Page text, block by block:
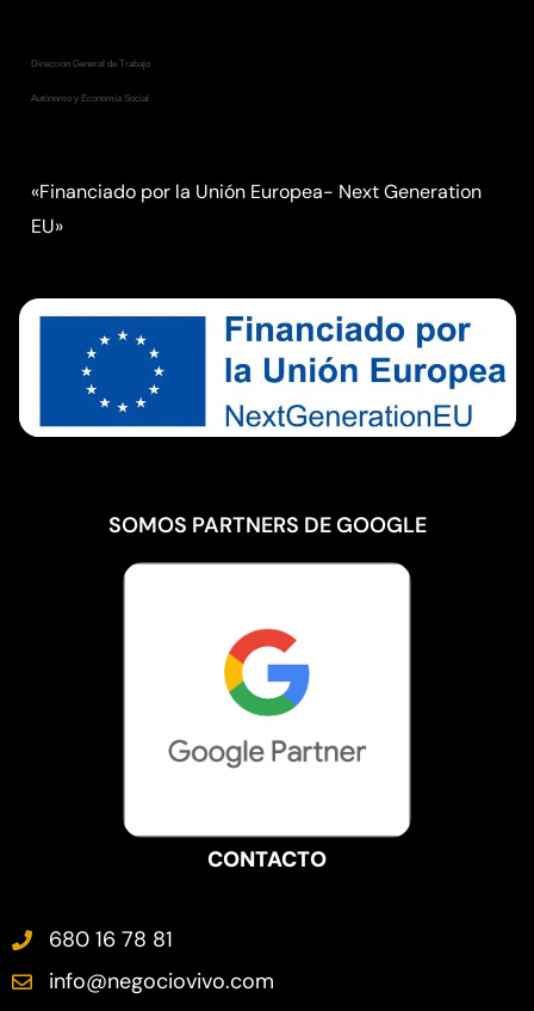
Dirección General de Trabajo
Autónomo y Economía Social
«Financiado por la Unión Europea- Next Generation
EU»
SOMOS PARTNERS DE GOOGLE
CONTACTO
680 16 78 81
info@negociovivo.com